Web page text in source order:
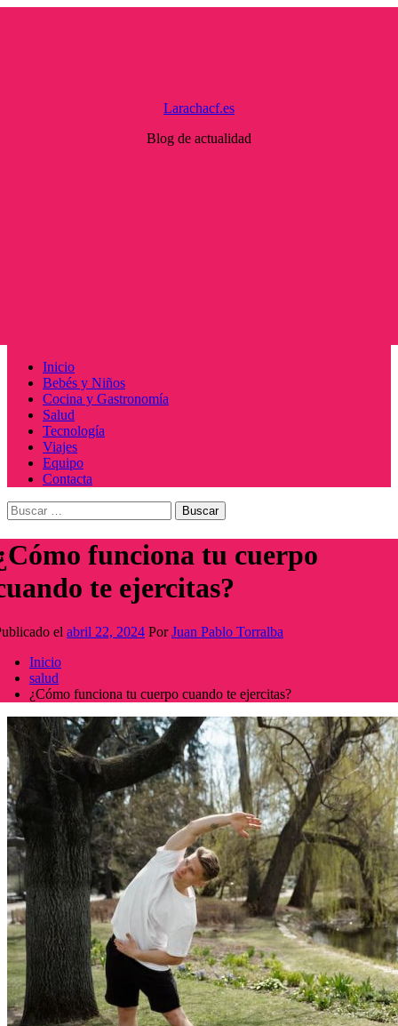
Larachacf.es
Blog de actualidad
Menú
principal
Inicio
Bebés y Niños
Cocina y Gastronomía
Salud
Tecnología
Viajes
Equipo
Contacta
Buscar:
funciona tu cuerpo
te ejercitas?
el abril 22, 2024 PorJuan Pablo Torralba
Inicio
salud
¿Cómo funciona tu cuerpo cuando te ejercitas?